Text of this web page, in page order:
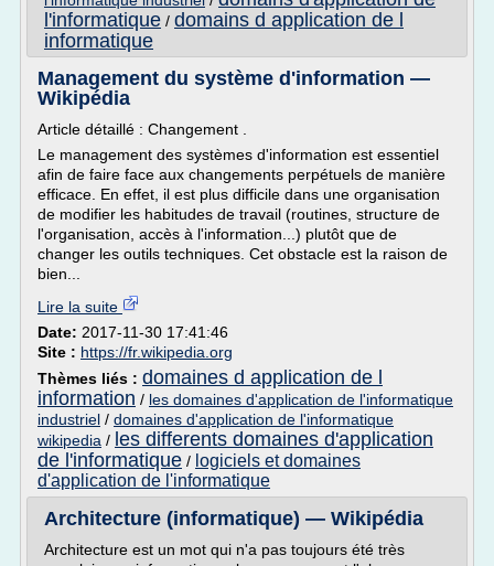
l'informatique / domains d application de l
informatique
Management du système d'information —
Wikipédia
Article détaillé : Changement .
Le management des systèmes d'information est essentiel
afin de faire face aux changements perpétuels de manière
efficace. En effet, il est plus difficile dans une organisation
de modifier les habitudes de travail (routines, structure de
l'organisation, accès à l'information...) plutôt que de
changer les outils techniques. Cet obstacle est la raison de
bien...
Lire la suite
Date: 2017-11-30 17:41:46
Site : https://fr.wikipedia.org
Thèmes liés : domaines d application de l
information / les domaines d'application de l'informatique
industriel / domaines d'application de l'informatique
wikipedia / les differents domaines d'application
de l'informatique / logiciels et domaines
d'application de l'informatique
Architecture (informatique) — Wikipédia
Architecture est un mot qui n'a pas toujours été très